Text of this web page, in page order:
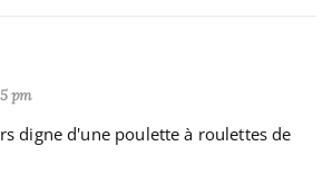
pm
digne d'une poulette à roulettes de